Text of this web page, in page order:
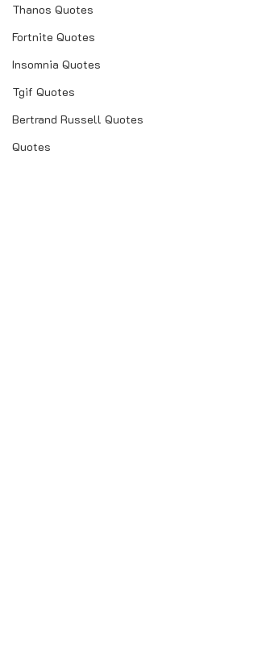
Thanos Quotes
Fortnite Quotes
Insomnia Quotes
Tgif Quotes
Bertrand Russell Quotes
Quotes